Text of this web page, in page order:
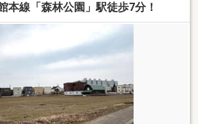
本線「森林公園」駅徒歩7分！